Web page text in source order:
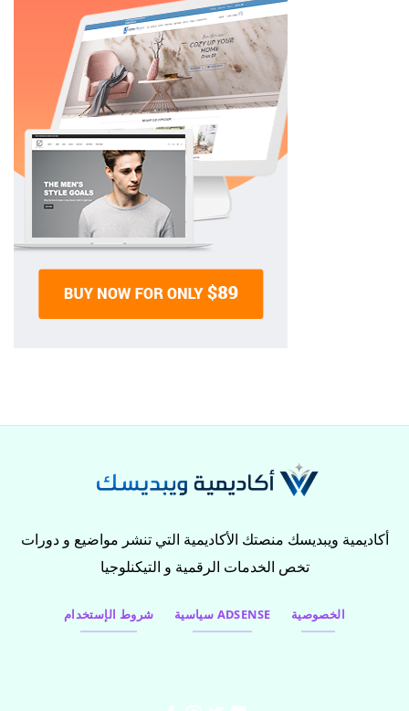
أكاديمية ويبديسك منصتك الأكاديمية التي تنشر مواضيع و دورات
تخص الخدمات الرقمية و التيكنلوجيا
شروط الإستخدام سياسية ADSENSE الخصوصية